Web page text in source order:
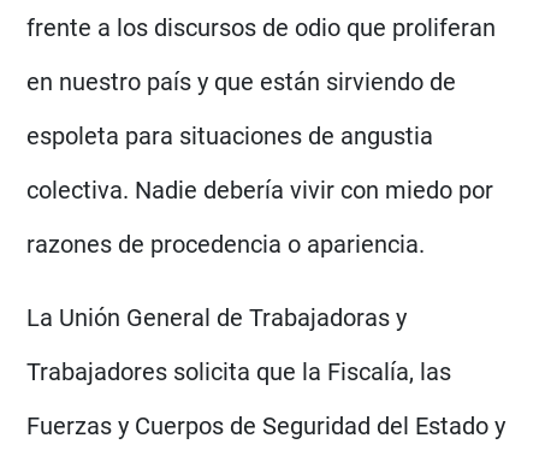
frente a los discursos de odio que proliferan
en nuestro país y que están sirviendo de
espoleta para situaciones de angustia
colectiva. Nadie debería vivir con miedo por
razones de procedencia o apariencia.
La Unión General de Trabajadoras y
Trabajadores solicita que la Fiscalía, las
Fuerzas y Cuerpos de Seguridad del Estado y